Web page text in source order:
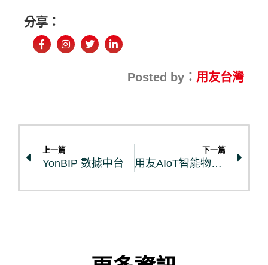
分享：
Posted by： 用友台灣
上一篇
YonBIP 數據中台
下一篇
用友AIoT智能物聯網平台產品手冊